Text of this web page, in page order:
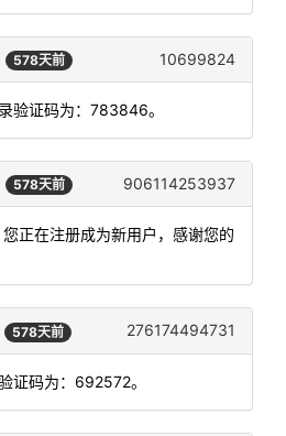
578天前 10699824
验证码为：783846。
578天前 906114253937
您正在注册成为新用户，感谢您的
578天前 276174494731
证码为：692572。